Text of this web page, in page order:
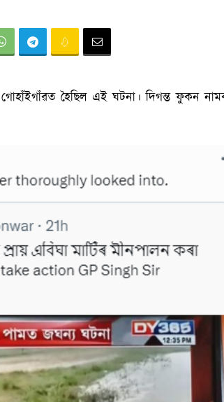
হৈছিল এই ঘটনা। দিগন্ত ফুকন